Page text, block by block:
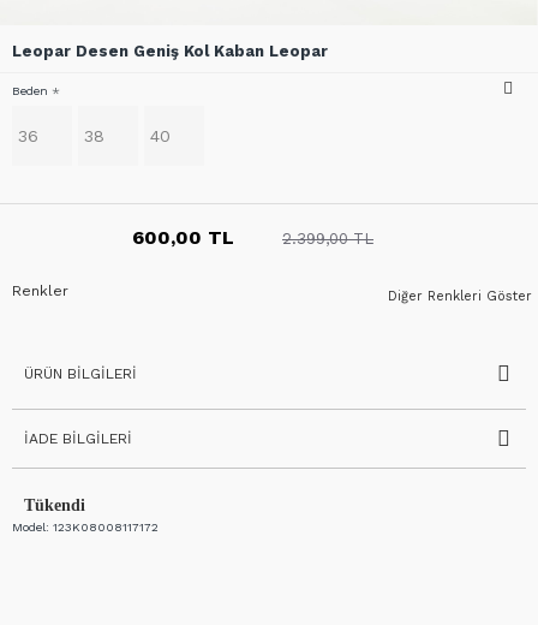
Leopar Desen Geniş Kol Kaban Leopar
Tükendi
Model: 123K08008117172
600,00 TL 2.399,00 TL
Beden
36 38 40
Diğer Renkleri Göster
Renkler
ÜRÜN BILGILERI
İADE BILGILERI